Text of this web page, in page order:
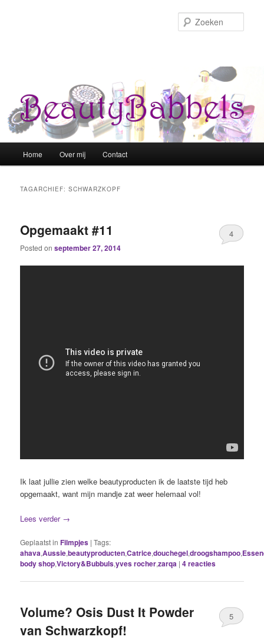
Spring naar de primaire inhoud
Spring naar de secundaire inhoud
Home Over mij Contact
TAGARCHIEF:SCHWARZKOPF
Opgemaakt #11
Posted onseptember 27, 2014
4
Ik laat jullie zien welke beautyproducten ik de laatste tijd heb
opgemaakt, want mijn mandje zat weer helemaal vol!
Lees verder →
Geplaatst in Filmpjes |Tags:
ahava,Aussie,beautyproducten,Catrice,douchegel,droogshampoo,
body shop,Victory&Bubbuls,yves rocher,zarqa |4reacties
Volume? Osis Dust It Powder
van Schwarzkopf!
5